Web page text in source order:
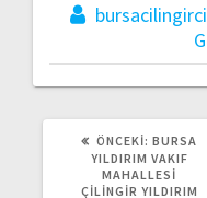
bursacilingirci
l
a
ÖNCEKI: Ö
N
C
E
BURSA
YILDIRIM VAKIF
MAHALLESI
ÇILINGIR YILDIRIM